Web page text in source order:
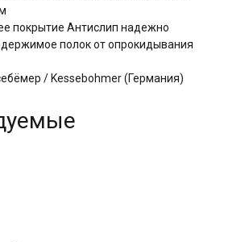
покрытие Антислип надежно
полок от опрокидывания
/ Kessebohmer (Германия)